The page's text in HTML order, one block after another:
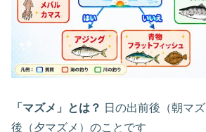
「マズメ」とは？ 日の出前後（朝マ
後（夕マズメ）のことです